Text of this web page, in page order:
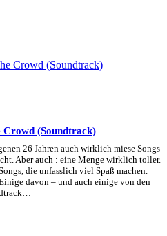
Crowd (Soundtrack)
26 Jahren auch wirklich miese Songs
Aber auch : eine Menge wirklich toller.
die unfasslich viel Spaß machen.
davon – und auch einige von den